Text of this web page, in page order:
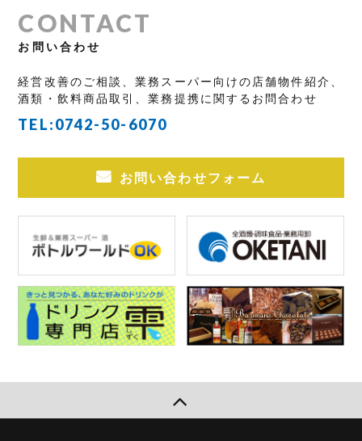
CONTACT
お問い合わせ
経営改善のご相談、業務スーパー向けの店舗物件紹介、
酒類・飲料商品取引、業務提携に関するお問合わせ
TEL:0742-50-6070
お問い合わせフォーム